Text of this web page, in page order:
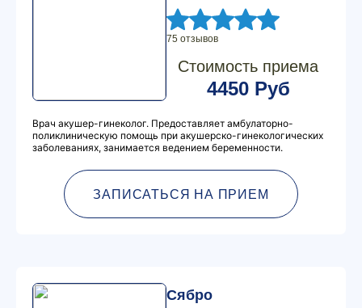
75 отзывов
Стоимость приема
4450 Руб
Врач акушер-гинеколог. Предоставляет амбулаторно-
поликлиническую помощь при акушерско-гинекологических
заболеваниях, занимается ведением беременности.
ЗАПИСАТЬСЯ НА ПРИЕМ
Сябро